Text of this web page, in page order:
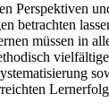
Perspektiven
betrachten
müssen in